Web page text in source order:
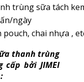
trùng sữa tách
ngày
pouch, chai nhựa ,
thanh trùng
cấp bởi JIMEI